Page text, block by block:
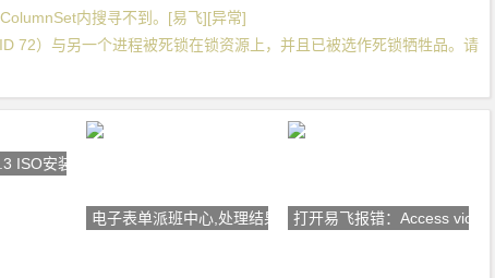
内搜寻不到。[易飞][异常]
72）与另一个进程被死锁在锁资源上，并且已被选作死锁牺牲品。请
ISO安装
电子表单派班中心,处理结果：Il打开易飞报错：Access